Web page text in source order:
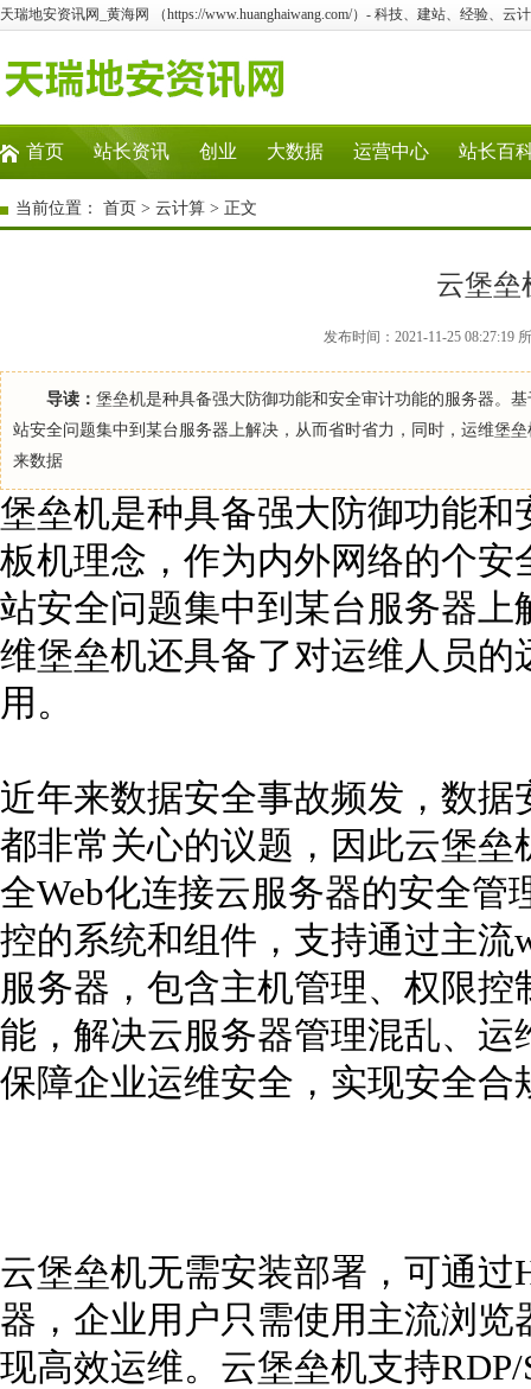
天瑞地安资讯网_黄海网 （https://www.huanghaiwang.com/）- 科技、建站、经验、云
首页 站长资讯 创业 大数据 运营中心 站长百
当前位置： 首页 > 云计算 > 正文
云堡垒
发布时间：2021-11-25 08:27:19
导读： 堡垒机是种具备强大防御功能和安全审计功能的服务器。
站安全问题集中到某台服务器上解决，从而省时省力，同时，运维堡
来数据
堡垒机是种具备强大防御功能
板机理念，作为内外网络的个
站安全问题集中到某台服务器
维堡垒机还具备了对运维人员
用。
近年来数据安全事故频发，数
都非常关心的议题，因此云堡
全Web化连接云服务器的安全
控的系统和组件，支持通过主流
服务器，包含主机管理、权限
能，解决云服务器管理混乱、
保障企业运维安全，实现安全合
云堡垒机无需安装部署，可通
器，企业用户只需使用主流浏
现高效运维。云堡垒机支持